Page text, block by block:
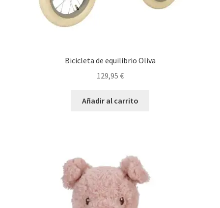
Bicicleta de equilibrio Oliva
129,95 €
Añadir al carrito